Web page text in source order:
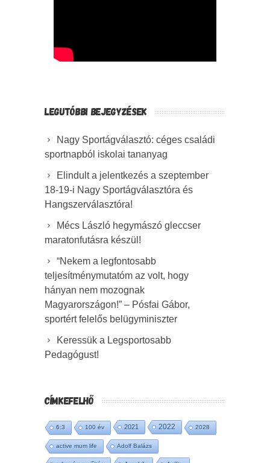
LEGUTÓBBI BEJEGYZÉSEK
Nagy Sportágválasztó: céges családi
sportnapból iskolai tananyag
Elindult a jelentkezés a szeptember
18-19-i Nagy Sportágválasztóra és
Hangszerválasztóra!
Mécs László hegymászó gleccser
maratonfutásra készül!
“Nekem a legfontosabb
teljesítménymutatóm az volt, hogy
hányan nem mozognak
Magyarországon!” – Pósfai Gábor,
sportért felelős belügyminiszter
Keressük a Legsportosabb
Pedagógust!
CÍMKEFELHŐ
6:3 100 év 2021 2022 2028
active mum life Adolf Balázs